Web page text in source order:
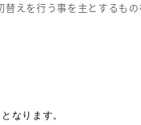
えを行う事を主とするもの
なります。